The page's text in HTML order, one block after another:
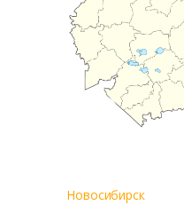
Новосибирск